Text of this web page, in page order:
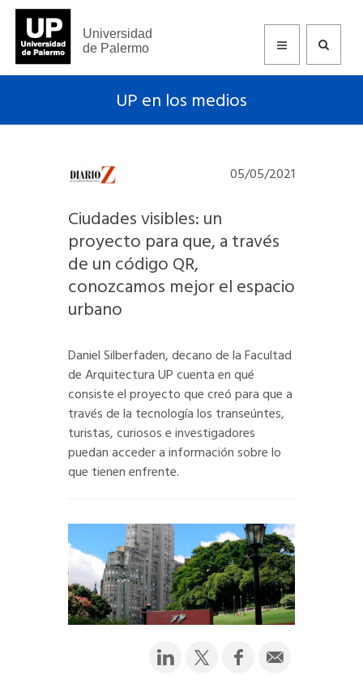
Universidad
de Palermo
UP en los medios
05/05/2021
Ciudades visibles: un
proyecto para que, a través
de un código QR,
conozcamos mejor el espacio
urbano
Daniel Silberfaden, decano de la Facultad
de Arquitectura UP cuenta en qué
consiste el proyecto que creó para que a
través de la tecnología los transeúntes,
turistas, curiosos e investigadores
puedan acceder a información sobre lo
que tienen enfrente.